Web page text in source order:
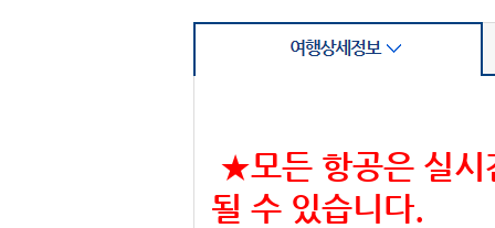
★모든 항공은 실시
될 수 있습니다.